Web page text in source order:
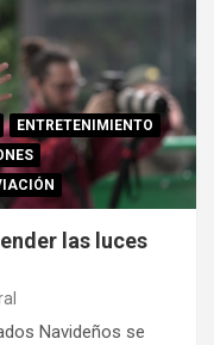
ENTRETENIMIENTO
las luces
Navideños se